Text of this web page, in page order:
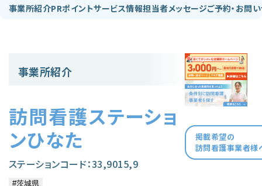
事業所紹介PRポイントサービス情報担当者メッセージご予約・お問
事業所紹介
訪問看護ステーショ
ンひなた
ステーションコード：33,9015,9
掲載希望の
訪問看護事業者様